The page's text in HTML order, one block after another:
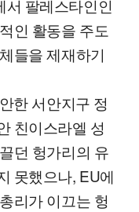
서 팔레스타인인
인 활동을 주도
들을 제재하기
한 서안지구 정
친이스라엘 성
던 헝가리의 유
못했으나, EU에
리가 이끄는 헝